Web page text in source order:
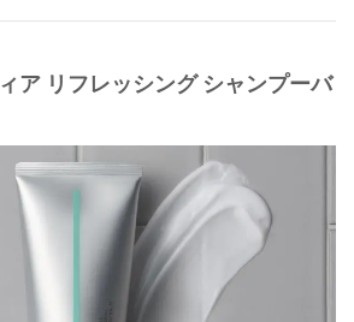
ア リフレッシング シャンプーバ